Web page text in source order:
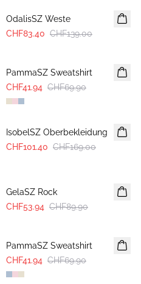
OdalisSZ Weste
CHF83.40 CHF139.00
PammaSZ Sweatshirt
CHF41.94 CHF69.90
-40%
IsobelSZ Oberbekleidung
CHF101.40 CHF169.00
GelaSZ Rock
CHF53.94 CHF89.90
PammaSZ Sweatshirt
CHF41.94 CHF69.90
-40%